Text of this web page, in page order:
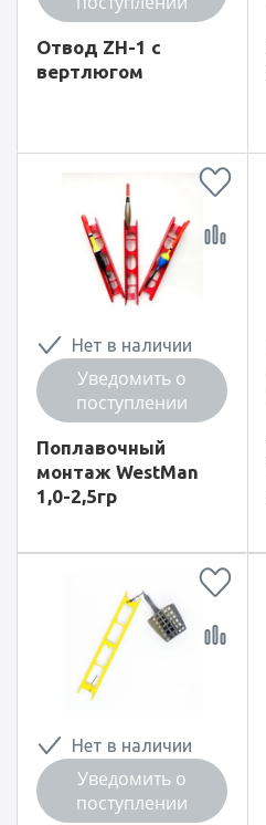
Отвод ZH-1 с
вертлюгом
Нет в наличии
Уведомить о
поступлении
Поплавочный
монтаж WestMan
1,0-2,5гр
Нет в наличии
Уведомить о
поступлении